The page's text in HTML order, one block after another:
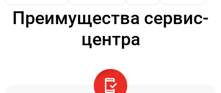
Преимущества сервис-
центра